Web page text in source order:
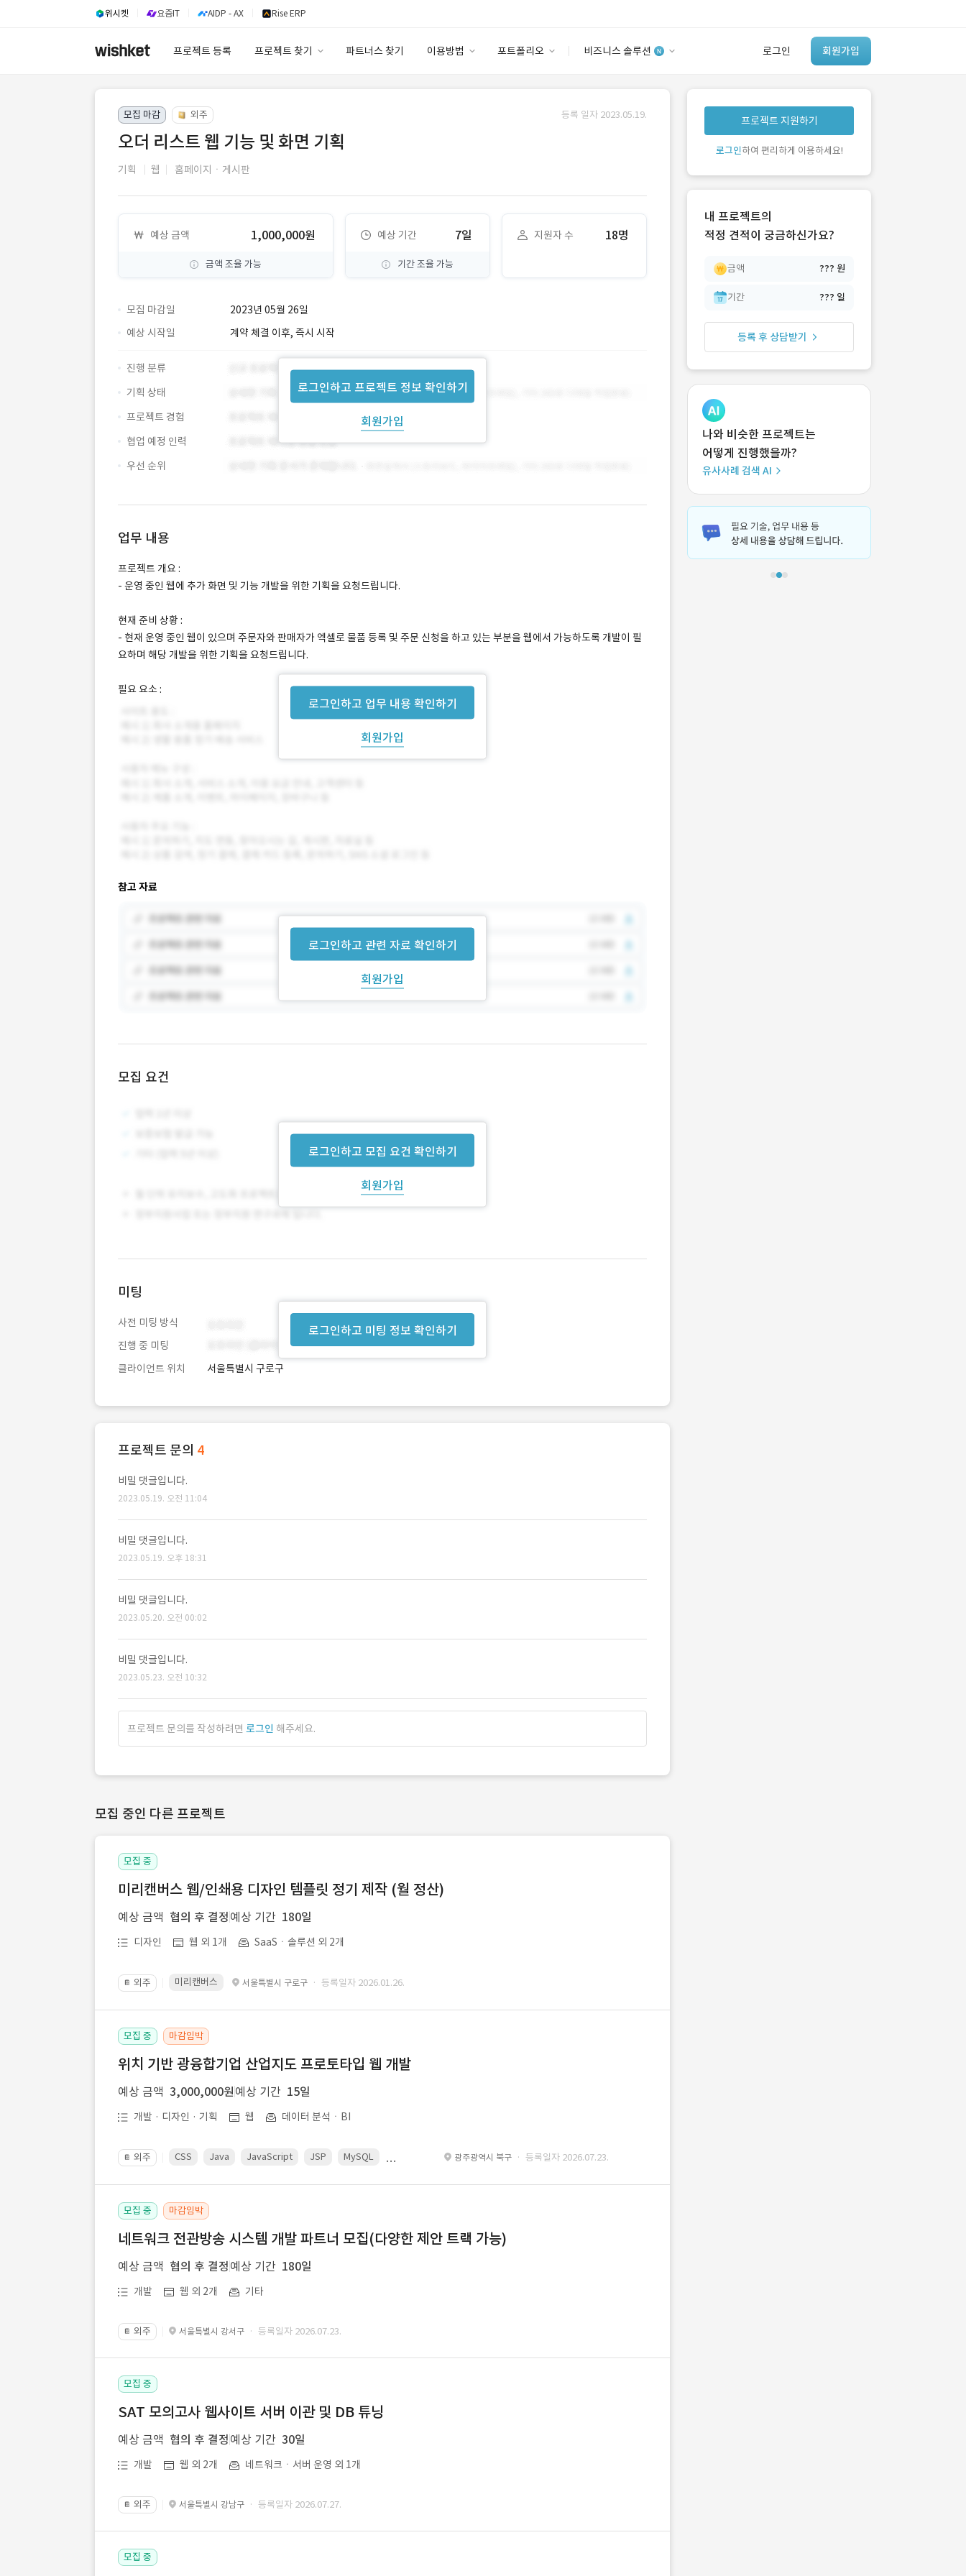
위시켓 요즘IT AIDP - AX Rise ERP
프로젝트 등록 프로젝트 찾기 파트너스 찾기 이용방법 포트폴리오 비즈니스 솔루션 로그인 회원가입
안심 코드 케어
유사사례 검색 AI
‘이런 거’ 만들어본
개발 회사 있어?
모집 마감 외주 등록 일자 2023.05.19.
오더 리스트 웹 기능 및 화면 기획
기획 웹 홈페이지ㆍ게시판
예상 금액 1,000,000원
금액 조율 가능
예상 기간 7일
기간 조율 가능
지원자 수 18명
모집 마감일 2023년 05월 26일
로그인하고 프로젝트 정보 확인하기
회원가입
예상 시작일 계약 체결 이후, 즉시 시작
진행 분류
기획 상태
프로젝트 경험
협업 예정 인력
우선 순위
업무 내용
로그인하고 업무 내용 확인하기
회원가입
프로젝트 개요 :
- 운영 중인 웹에 추가 화면 및 기능 개발을 위한 기획을 요청드립니다.
현재 준비 상황 :
- 현재 운영 중인 웹이 있으며 주문자와 판매자가 엑셀로 물품 등록 및 주문 신청을 하고 있는 부분을 웹에서 가능하도록 개발이 필
요하며 해당 개발을 위한 기획을 요청드립니다.
필요 요소 :
참고 자료
로그인하고 관련 자료 확인하기
회원가입
모집 요건
로그인하고 모집 요건 확인하기
회원가입
로그인하고 미팅 정보 확인하기
미팅
사전 미팅 방식
진행 중 미팅
클라이언트 위치
서울특별시 구로구
프로젝트 문의 4
비밀 댓글입니다.
2023.05.19. 오전 11:04
비밀 댓글입니다.
2023.05.19. 오후 18:31
비밀 댓글입니다.
2023.05.20. 오전 00:02
비밀 댓글입니다.
2023.05.23. 오전 10:32
프로젝트 문의를 작성하려면 로그인 해주세요.
모집 중인 다른 프로젝트
모집 중
미리캔버스 웹/인쇄용 디자인 템플릿 정기 제작 (월 정산)
예상 금액 협의 후 결정 예상 기간 180일
디자인 웹 외 1개 SaaSㆍ솔루션 외 2개
📔 외주 미리캔버스 서울특별시 구로구 · 등록일자 2026.01.26.
모집 중 마감임박
위치 기반 광융합기업 산업지도 프로토타입 웹 개발
예상 금액 3,000,000원 예상 기간 15일
개발 · 디자인 · 기획 웹 데이터 분석ㆍBI
📔 외주 CSS Java JavaScript JSP MySQL Spring광주광역시 북구 · 등록일자 2026.07.23.
모집 중 마감임박
네트워크 전관방송 시스템 개발 파트너 모집(다양한 제안 트랙 가능)
예상 금액 협의 후 결정 예상 기간 180일
개발 웹 외 2개 기타
📔 외주 서울특별시 강서구 · 등록일자 2026.07.23.
모집 중
SAT 모의고사 웹사이트 서버 이관 및 DB 튜닝
예상 금액 협의 후 결정 예상 기간 30일
개발 웹 외 2개 네트워크ㆍ서버 운영 외 1개
📔 외주 서울특별시 강남구 · 등록일자 2026.07.27.
모집 중
프로젝트 지원하기
로그인하여 편리하게 이용하세요!
내 프로젝트의
적정 견적이 궁금하신가요?
금액 ??? 원
기간 ??? 일
등록 후 상담받기
나와 비슷한 프로젝트는
어떻게 진행했을까?
유사사례 검색 AI